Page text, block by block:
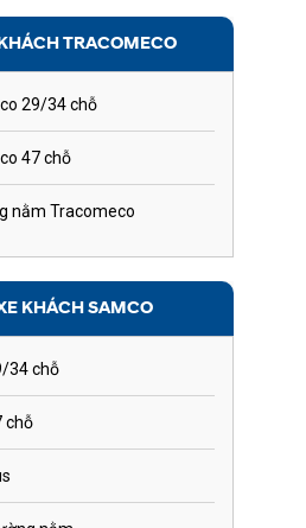
TRACOMECO
29/34 chỗ
47 chỗ
nằm Tracomeco
KHÁCH SAMCO
34 chỗ
chỗ